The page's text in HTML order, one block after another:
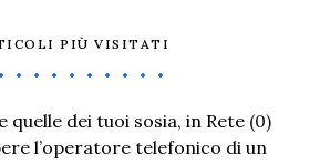
PIÙ VISITATI
quelle dei tuoi sosia, in Rete (0)
l’operatore telefonico di un